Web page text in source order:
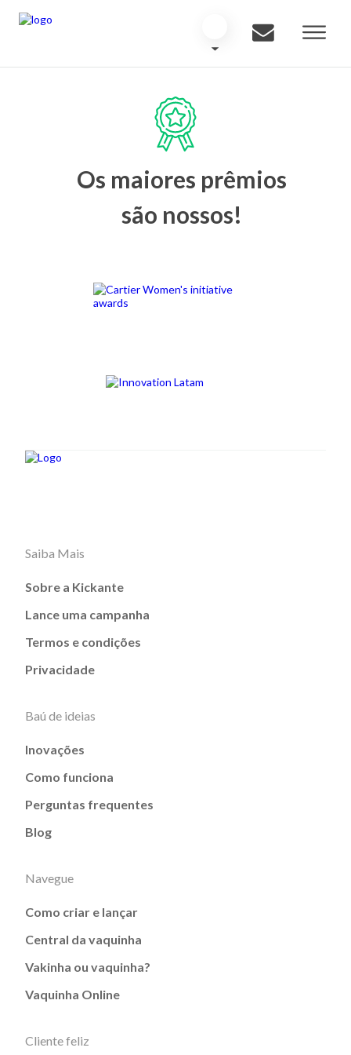
Os maiores prêmios
são nossos!
Saiba Mais
Sobre a Kickante
Lance uma campanha
Termos e condições
Privacidade
Baú de ideias
Inovações
Como funciona
Perguntas frequentes
Blog
Navegue
Como criar e lançar
Central da vaquinha
Vakinha ou vaquinha?
Vaquinha Online
Cliente feliz